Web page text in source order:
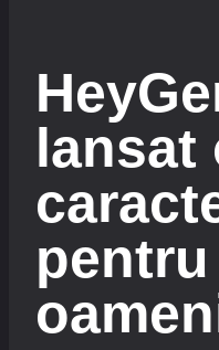
lansat